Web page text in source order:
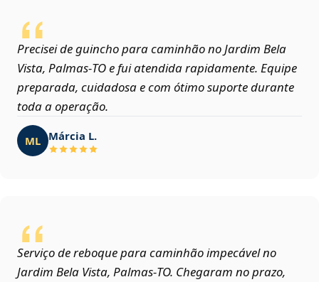
Precisei de guincho para caminhão no Jardim Bela
Vista, Palmas‑TO e fui atendida rapidamente. Equipe
preparada, cuidadosa e com ótimo suporte durante
toda a operação.
ML Márcia L.
Serviço de reboque para caminhão impecável no
Jardim Bela Vista, Palmas‑TO. Chegaram no prazo,